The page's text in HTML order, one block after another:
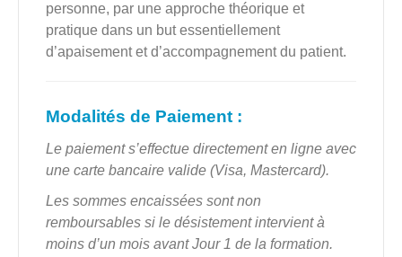
personne, par une approche théorique et
pratique dans un but essentiellement
d’apaisement et d’accompagnement du patient.
Modalités de Paiement :
Le paiement s’effectue directement en ligne avec
une carte bancaire valide (Visa, Mastercard).
Les sommes encaissées sont non
remboursables si le désistement intervient à
moins d’un mois avant Jour 1 de la formation.